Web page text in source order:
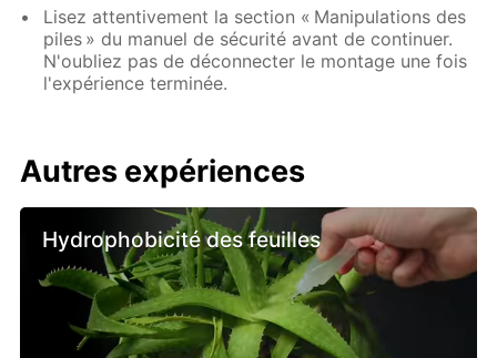
Lisez attentivement la section « Manipulations des
piles » du manuel de sécurité avant de continuer.
N'oubliez pas de déconnecter le montage une fois
l'expérience terminée.
Autres expériences
Hydrophobicité des feuilles